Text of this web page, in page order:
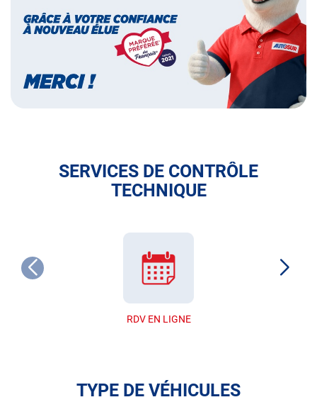
français
SERVICES DE CONTRÔLE
TECHNIQUE
RDV EN LIGNE
TYPE DE VÉHICULES